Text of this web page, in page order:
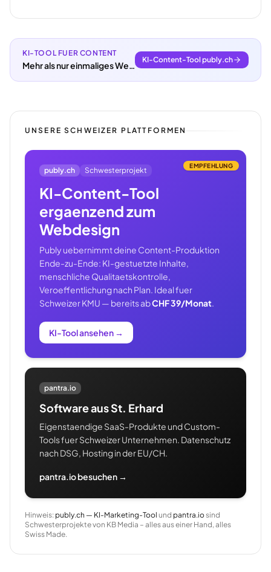
KI-TOOL FUER CONTENT
Mehr als nur einmaliges Webdesign.
KI-Content-Tool publy.ch
UNSERE SCHWEIZER PLATTFORMEN
EMPFEHLUNG
publy.ch Schwesterprojekt
KI-Content-Tool
ergaenzend zum
Webdesign
Publy uebernimmt deine Content-Produktion
Ende-zu-Ende: KI-gestuetzte Inhalte,
menschliche Qualitaetskontrolle,
Veroeffentlichung nach Plan. Ideal fuer
Schweizer KMU — bereits abCHF 39/Monat.
KI-Tool ansehen →
pantra.io
Software aus St. Erhard
Eigenstaendige SaaS-Produkte und Custom-
Tools fuer Schweizer Unternehmen. Datenschutz
nach DSG, Hosting in der EU/CH.
pantra.io besuchen →
Hinweis: publy.ch — KI-Marketing-Tool und pantra.iosind
Schwesterprojekte von KB Media – alles aus einer Hand, alles
Swiss Made.